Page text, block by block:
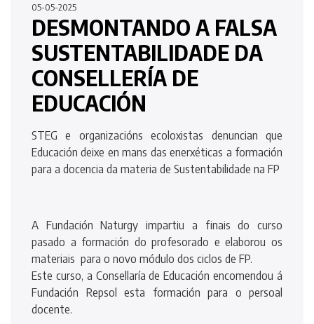
05-05-2025
DESMONTANDO A FALSA
SUSTENTABILIDADE DA
CONSELLERÍA DE
EDUCACIÓN
STEG e organizacións ecoloxistas denuncian que
Educación deixe en mans das enerxéticas a formación
para a docencia da materia de Sustentabilidade na FP
A Fundación Naturgy impartiu a finais do curso
pasado a formación do profesorado e elaborou os
materiais para o novo módulo dos ciclos de FP.
Este curso, a Consellaría de Educación encomendou á
Fundación Repsol esta formación para o persoal
docente.